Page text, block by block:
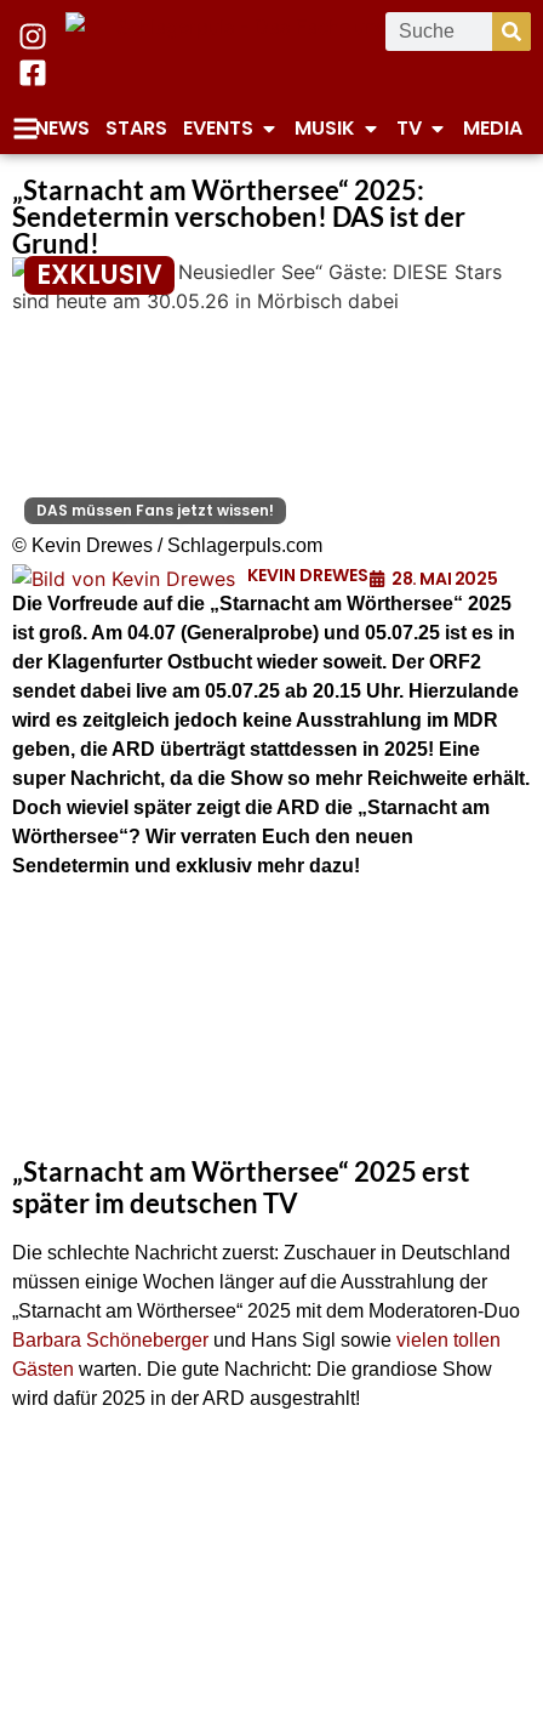
NEWS STARS EVENTS MUSIK TV MEDIA
„Starnacht am Wörthersee“ 2025:
Sendetermin verschoben! DAS ist der
Grund!
EXKLUSIV
DAS müssen Fans jetzt wissen!
© Kevin Drewes / Schlagerpuls.com
KEVIN DREWES 28. MAI 2025
Die Vorfreude auf die „Starnacht am Wörthersee“ 2025
ist groß. Am 04.07 (Generalprobe) und 05.07.25 ist es in
der Klagenfurter Ostbucht wieder soweit. Der ORF2
sendet dabei live am 05.07.25 ab 20.15 Uhr. Hierzulande
wird es zeitgleich jedoch keine Ausstrahlung im MDR
geben, die ARD überträgt stattdessen in 2025! Eine
super Nachricht, da die Show so mehr Reichweite erhält.
Doch wieviel später zeigt die ARD die „Starnacht am
Wörthersee“? Wir verraten Euch den neuen
Sendetermin und exklusiv mehr dazu!
„Starnacht am Wörthersee“ 2025 erst
später im deutschen TV
Die schlechte Nachricht zuerst: Zuschauer in Deutschland
müssen einige Wochen länger auf die Ausstrahlung der
„Starnacht am Wörthersee“ 2025 mit dem Moderatoren-Duo
Barbara Schöneberger und Hans Sigl sowie vielen tollen
Gästen warten. Die gute Nachricht: Die grandiose Show
wird dafür 2025 in der ARD ausgestrahlt!